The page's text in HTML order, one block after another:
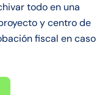
todo en una
y centro de
fiscal en caso